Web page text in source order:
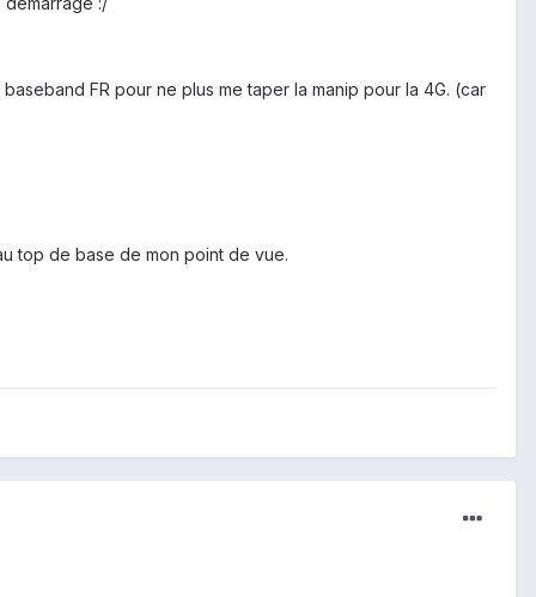
FR pour ne plus me taper la manip pour la 4G. (car
top de base de mon point de vue.